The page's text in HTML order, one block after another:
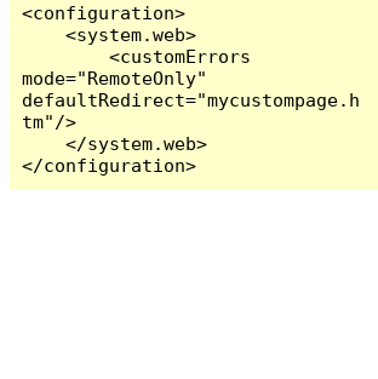
<configuration>
    <system.web>
        <customErrors
mode="RemoteOnly"
defaultRedirect="mycustompage.h
tm"/>
    </system.web>
</configuration>